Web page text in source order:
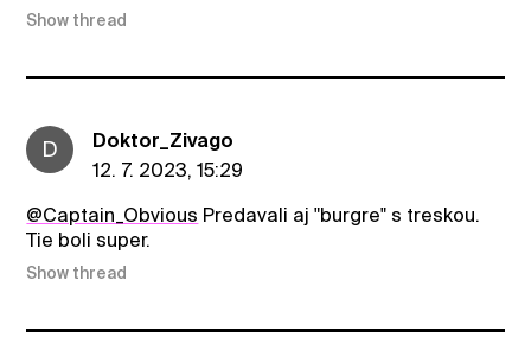
Show thread
D
Doktor_Zivago
12. 7. 2023, 15:29
@Captain_Obvious Predavali aj "burgre" s treskou.
Tie boli super.
Show thread